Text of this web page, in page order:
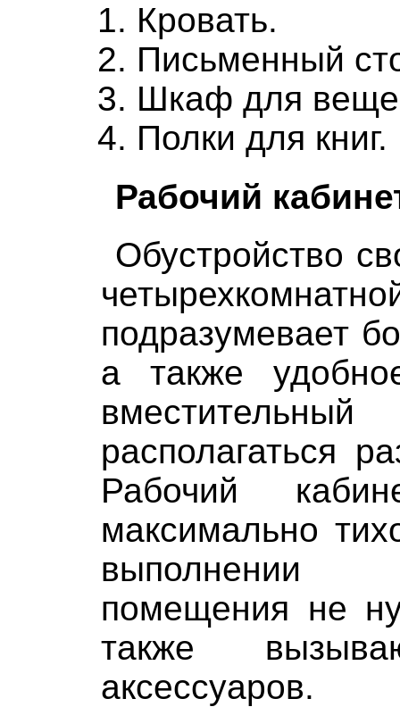
Кровать.
Письменный
Шкаф для
Полки для книг.
Рабочий
Обустройство
подразумевает
а также
располагаться
Рабочий
максимально
выполнении
помещения не
также
аксессуаров.